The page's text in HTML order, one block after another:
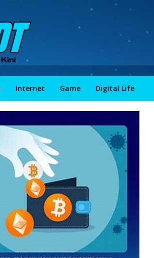
Internet Game Digital Life